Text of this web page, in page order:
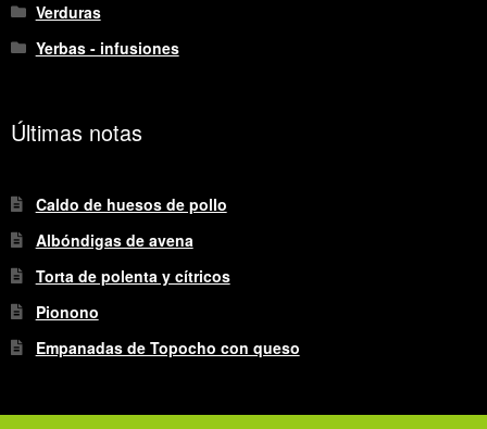
Verduras
Yerbas - infusiones
Últimas notas
Caldo de huesos de pollo
Albóndigas de avena
Torta de polenta y cítricos
Pionono
Empanadas de Topocho con queso